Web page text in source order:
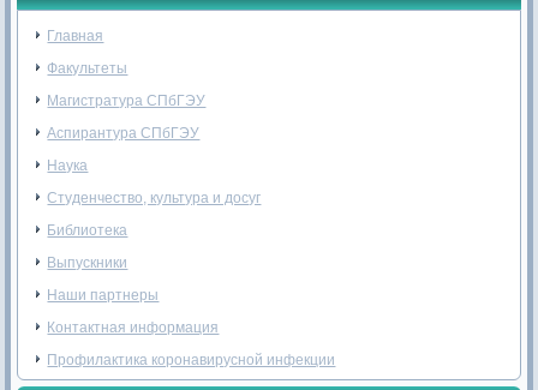
Главная
Факультеты
Магистратура СПбГЭУ
Аспирантура СПбГЭУ
Наука
Студенчество, культура и досуг
Библиотека
Выпускники
Наши партнеры
Контактная информация
Профилактика коронавирусной инфекции